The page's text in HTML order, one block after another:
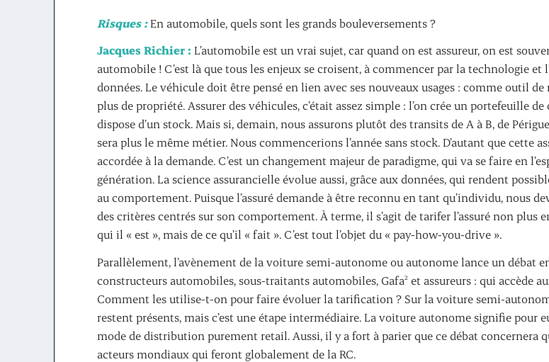
Risques :En automobile, quels sont les grands bouleversements ?
Jacques Richier : L’automobile est un vrai sujet, car quand on est assureur, on est
automobile ! C’est là que tous les enjeux se croisent, à commencer par la technologie et
données. Le véhicule doit être pensé en lien avec ses nouveaux usages : comme outil
plus de propriété. Assurer des véhicules, c’était assez simple : l’on crée un portefeuille
dispose d’un stock. Mais si, demain, nous assurons plutôt des transits de A à B, de
sera plus le même métier. Nous commencerions l’année sans stock. D’autant que cette
accordée à la demande. C’est un changement majeur de paradigme, qui va se faire en
génération. La science assurancielle évolue aussi, grâce aux données, qui rendent
au comportement. Puisque l’assuré demande à être reconnu en tant qu’individu, nous
des critères centrés sur son comportement. À terme, il s’agit de tarifer l’assuré non plus
qui il « est », mais de ce qu’il « fait ». C’est tout l’objet du « pay-how-you-drive ».
Parallèlement, l’avènement de la voiture semi-autonome ou autonome lance un débat
constructeurs automobiles, sous-traitants automobiles, Gafa2 et assureurs : qui accède
Comment les utilise-t-on pour faire évoluer la tarification ? Sur la voiture semi-
restent présents, mais c’est une étape intermédiaire. La voiture autonome signifie pour
mode de distribution purement retail. Aussi, il y a fort à parier que ce débat concernera
acteurs mondiaux qui feront globalement de la RC.